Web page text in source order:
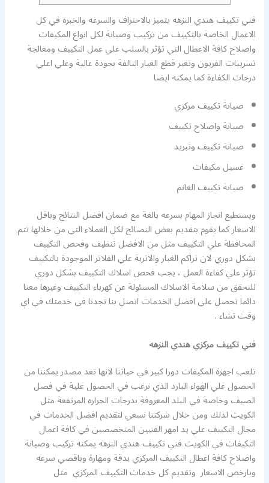
فني تكييف هندي النزهه يتميز بالاحتراف والسرعه والخبرة في كل
الاعمال الخاصة بالتكييف من تركيب وصيانة لكل انواع المكيفات
واصلاح كافة الاعطال التي تؤثر بالسلب علي عمل التكييف ومعالجة
تسريبات الفريون وتغير قطع الغيار التالفة بجودة عالية وعلي اعلي
درجات الكفاءة كما يمكنه ايضا
صيانة تكييف مركزي
صيانة واصلاح تكييف
صيانة تكييف وتبريد
غسيل مكيفات
صيانة تكييف الغانم
ويستطيع انجاز المهام بسرعه بالغة مع ضمان افضل النتائج وباقل
الاسعار كما يقوم بتقديم بعض النصائح لكل العملاء التي من خلالها تتم
المحافظة علي التكييف مثل من الافضل تنظيف وفحص التكييف
بشكل دوري لان تراكم الغبار والاتربة علي الفلاتر الموجودة بالتكييف
تؤثر علي كفاءة العمل ، يجب فحص اسلاك التكييف بشكل دوري
للتحقق من سلامة الاسلاك المسئولة عن كهرباء التكييف وغيرها معنا
دائما تحصل علي افضل الخدمات اتصل بنا تجدنا في خدمتك في اي
وقت تشاء .
فني تكييف مركزي هندي النزهه
تلعب اجهزة المكيفات دورا كبير في حياتنا لانها تعد مصدر يمكننا من
الحصول علي الهواء البارد الذي نرغب في الحصول علية في فصل
الصيف وخاصة في البلد المعروفة بدرجات الحراره المرتفعة مثل
الكويت لذلك ومن خلال شركتنا نسعي لتقديم افضل الخدمات في
مجال التكييف علي يد امهر الفنيين المتخصصين في كافة اعمال
التكيفات في الكويت فني تكييف هندي النزهه يمكنه تركيب وصيانة
واصلاح كافة اعطال التكييف المركزي بدقة ومهارة وباقصي سرعه
وبارخص الاسعار وتقديم كل خدمات التكييف المركزي مثل